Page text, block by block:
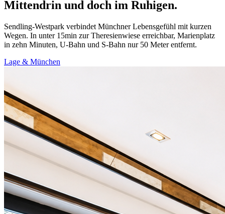
Mittendrin und doch im Ruhigen.
Sendling-Westpark verbindet Münchner Lebensgefühl mit kurzen
Wegen. In unter 15min zur Theresienwiese erreichbar, Marienplatz
in zehn Minuten, U-Bahn und S-Bahn nur 50 Meter entfernt.
Lage & München